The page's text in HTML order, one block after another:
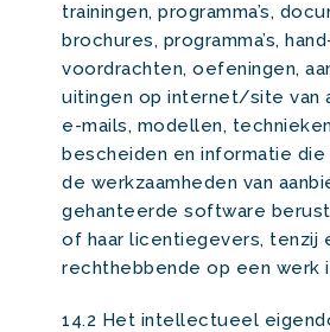
trainingen, programma’s,
brochures, programma’s,
voordrachten, oefeningen,
uitingen op internet/site van
e-mails, modellen,
bescheiden en informatie
de werkzaamheden van
gehanteerde software
of haar licentiegevers, tenzij
rechthebbende op een werk
14.2 Het intellectueel